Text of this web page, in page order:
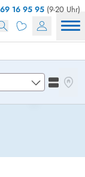
16 95 95 (9-20 Uhr)
Vestskoven